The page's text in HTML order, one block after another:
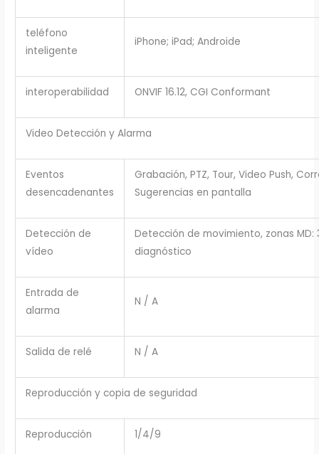
teléfono
inteligente
iPhone; iPad; Androide
interoperabilidad ONVIF 16.12, CGI Conformant
Video Detección y Alarma
Eventos
desencadenantes
Grabación, PTZ, Tour, Video Push,
Sugerencias en pantalla
Detección de
vídeo
Detección de movimiento, zonas
diagnóstico
Entrada de
alarma
N / A
Salida de relé N / A
Reproducción y copia de seguridad
Reproducción 1/4/9